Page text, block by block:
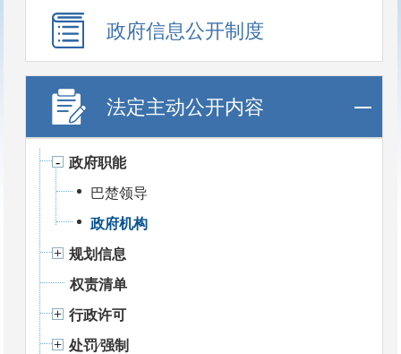
政府信息公开制度
法定主动公开内容
政府职能
巴楚领导
政府机构
规划信息
权责清单
行政许可
处罚⁄强制